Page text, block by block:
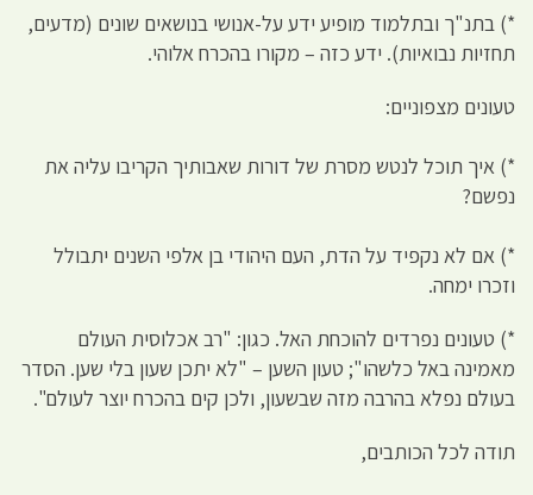
*) בתנ"ך ובתלמוד מופיע ידע על-אנושי בנושאים שונים (מדעים,
תחזיות נבואיות). ידע כזה – מקורו בהכרח אלוהי.
טעונים מצפוניים:
*) איך תוכל לנטש מסרת של דורות שאבותיך הקריבו עליה את
נפשם?
*) אם לא נקפיד על הדת, העם היהודי בן אלפי השנים יתבולל
וזכרו ימחה.
*) טעונים נפרדים להוכחת האל. כגון: "רב אכלוסית העולם
מאמינה באל כלשהו"; טעון השען – "לא יתכן שעון בלי שען. הסדר
בעולם נפלא בהרבה מזה שבשעון, ולכן קים בהכרח יוצר לעולם".
תודה לכל הכותבים,